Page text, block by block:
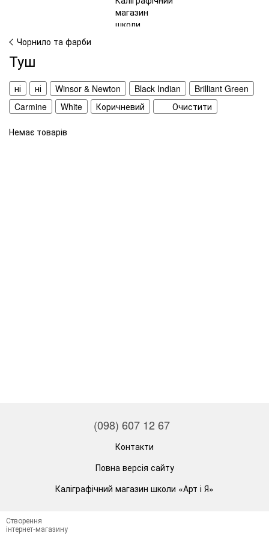
Чорнило та фарби
Туш
ні ні Winsor & Newton Black Indian
Brilliant Green
Carmine
White Коричневий Очистити
Немає товарів
(098) 607 12 67
Контакти
Повна версія сайту
Каліграфічний магазин школи «Арт і Я»
Створення
інтернет-магазину